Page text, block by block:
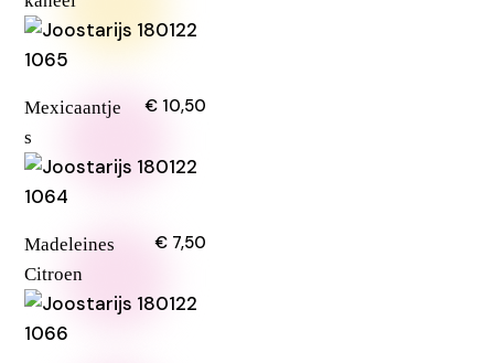
Mexicaantje
s
€ 10,50
Madeleines
Citroen
€ 7,50